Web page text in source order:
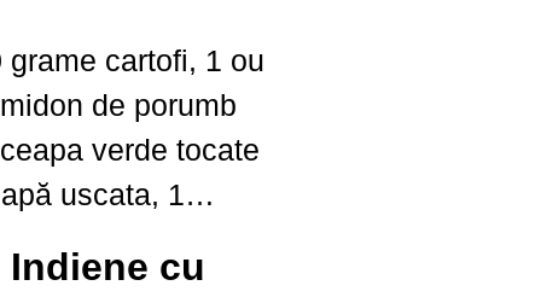
uscata, 1
tocat, 3
cu